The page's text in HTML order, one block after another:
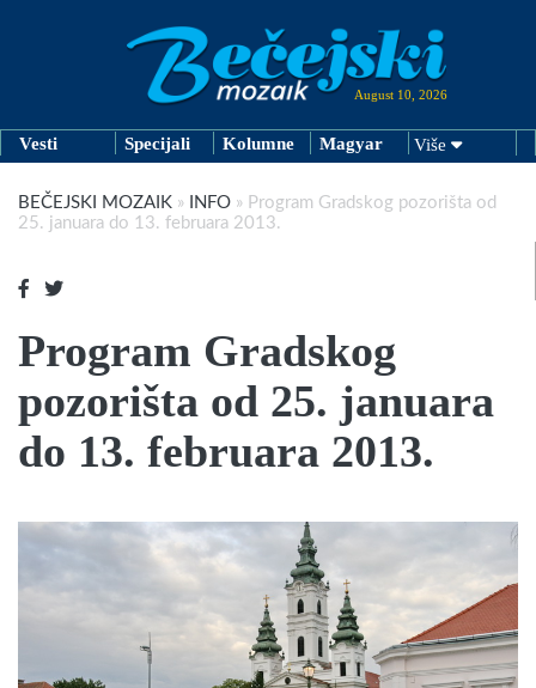
August 10, 2026
Vesti Specijali Kolumne Magyar Više
BEČEJSKI MOZAIK » INFO » Program Gradskog pozorišta od
25. januara do 13. februara 2013.
Program Gradskog
pozorišta od 25. januara
do 13. februara 2013.